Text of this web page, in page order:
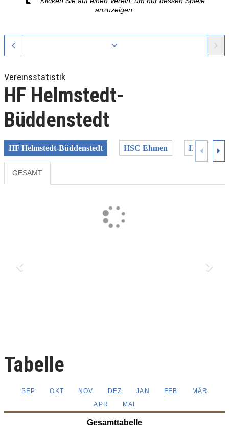
anzuzeigen.
Vereinsstatistik
HF Helmstedt-
Büddenstedt
HF Helmstedt-Büddenstedt HSC Ehmen HSG
GESAMT
Tabelle
SEP OKT NOV DEZ JAN FEB
MÄR
APR
MAI
Gesamttabelle